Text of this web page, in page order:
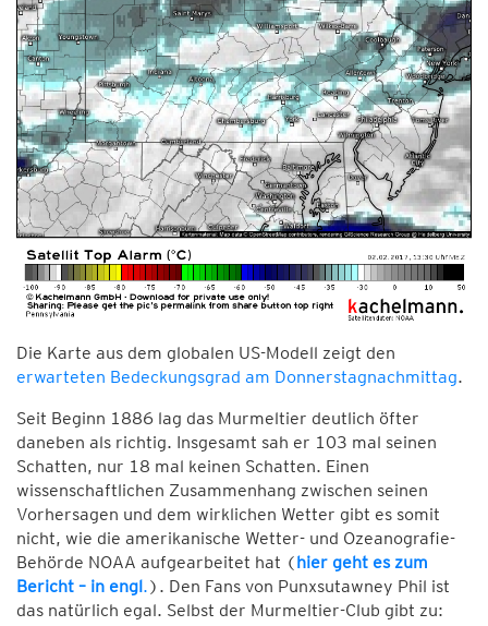
Die Karte aus dem globalen US-Modell zeigt den
erwarteten Bedeckungsgrad am Donnerstagnachmittag.
Seit Beginn 1886 lag das Murmeltier deutlich öfter
daneben als richtig. Insgesamt sah er 103 mal seinen
Schatten, nur 18 mal keinen Schatten. Einen
wissenschaftlichen Zusammenhang zwischen seinen
Vorhersagen und dem wirklichen Wetter gibt es somit
nicht, wie die amerikanische Wetter- und Ozeanografie-
Behörde NOAA aufgearbeitet hat (hier geht es zum
Bericht – in engl.). Den Fans von Punxsutawney Phil ist
das natürlich egal. Selbst der Murmeltier-Club gibt zu: